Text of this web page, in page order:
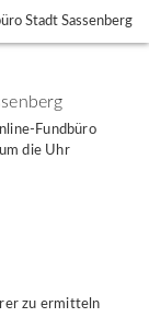
Stadt Sassenberg
Fundbüro
die Uhr
zu ermitteln